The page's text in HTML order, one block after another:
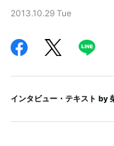
2013.10.29 Tue
インタビュー・テキスト by